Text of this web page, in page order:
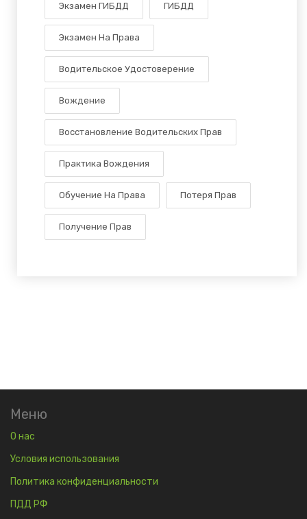
Экзамен ГИБДД ГИБДД
Экзамен На Права
Водительское Удостоверение
Вождение
Восстановление Водительских Прав
Практика Вождения
Обучение На Права Потеря Прав
Получение Прав
Меню
О нас
Условия использования
Политика конфиденциальности
ПДД РФ